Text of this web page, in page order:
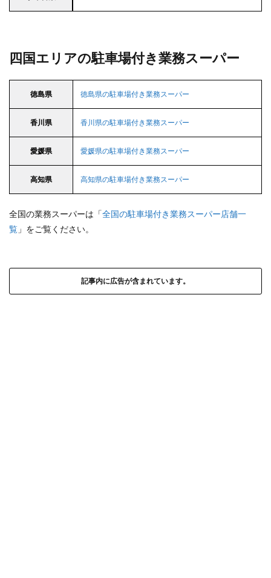
四国エリアの駐車場付き業務スーパー
徳島県 徳島県の駐車場付き業務スーパー
香川県 香川県の駐車場付き業務スーパー
愛媛県 愛媛県の駐車場付き業務スーパー
高知県 高知県の駐車場付き業務スーパー
全国の業務スーパーは「全国の駐車場付き業務スーパー店舗一
覧 」をご覧ください。
記事内に広告が含まれています。